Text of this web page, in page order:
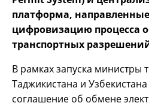
платформа,
цифровизацию процесса
транспортных
В рамках запуска министры
Таджикистана и
соглашение об обмене